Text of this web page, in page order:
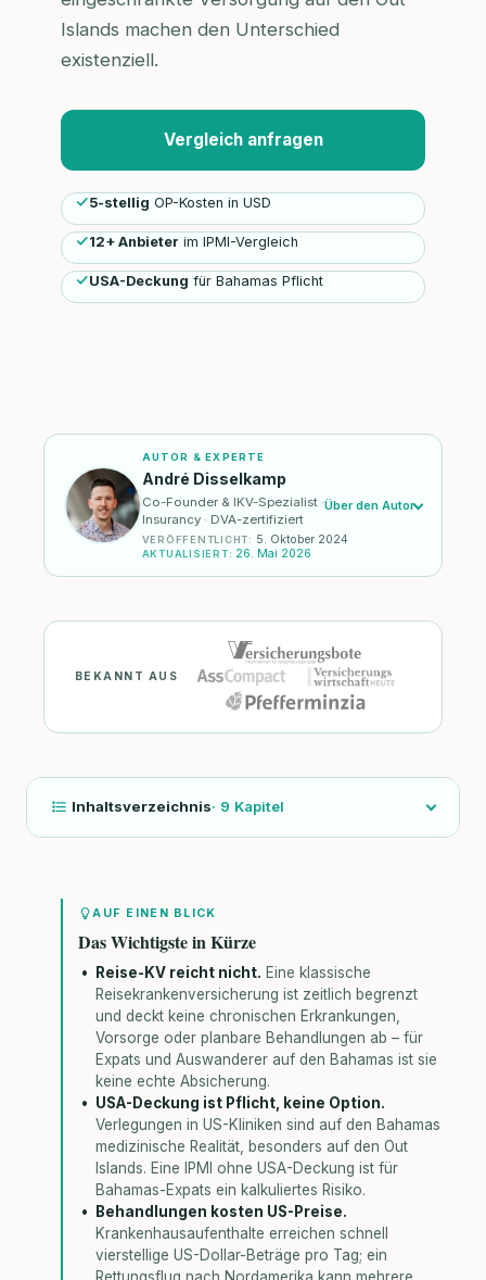
Islands machen den Unterschied
existenziell.
Vergleich anfragen
5-stellig OP-Kosten in USD
12+ Anbieter im IPMI-Vergleich
USA-Deckung für Bahamas Pflicht
AUTOR & EXPERTE
André Disselkamp
Co-Founder & IKV-Spezialist ·
Insurancy · DVA-zertifiziert
VERÖFFENTLICHT: 5. Oktober 2024
AKTUALISIERT: 26. Mai 2026
Über den Autor
BEKANNT AUS
Inhaltsverzeichnis· 9 Kapitel
AUF EINEN BLICK
Das Wichtigste in Kürze
Reise-KV reicht nicht. Eine klassische
Reisekrankenversicherung ist zeitlich begrenzt
und deckt keine chronischen Erkrankungen,
Vorsorge oder planbare Behandlungen ab – für
Expats und Auswanderer auf den Bahamas ist sie
keine echte Absicherung.
USA-Deckung ist Pflicht, keine Option.
Verlegungen in US-Kliniken sind auf den Bahamas
medizinische Realität, besonders auf den Out
Islands. Eine IPMI ohne USA-Deckung ist für
Bahamas-Expats ein kalkuliertes Risiko.
Behandlungen kosten US-Preise.
Krankenhausaufenthalte erreichen schnell
vierstellige US-Dollar-Beträge pro Tag; ein